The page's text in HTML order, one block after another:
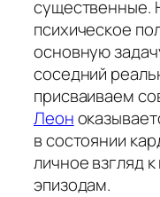
существенные.
психическое
основную
соседний
присваиваем
Леон
в состоянии
личное взгляд
эпизодам.